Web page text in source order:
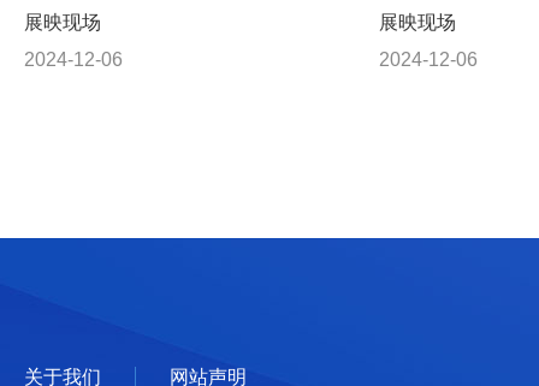
展映现场
2024-12-06
展映现场
2024-12-06
关于我们 网站声明